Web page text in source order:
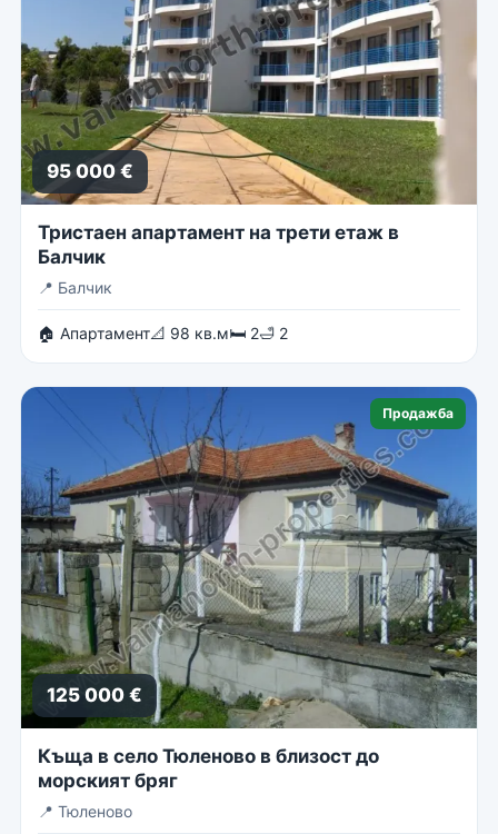
95 000 €
Тристаен апартамент на трети етаж в
Балчик
📍 Балчик
🏠 Апартамент📐 98 кв.м🛏 2🛁 2
Продажба
125 000 €
Къща в село Тюленово в близост до
морският бряг
📍 Тюленово